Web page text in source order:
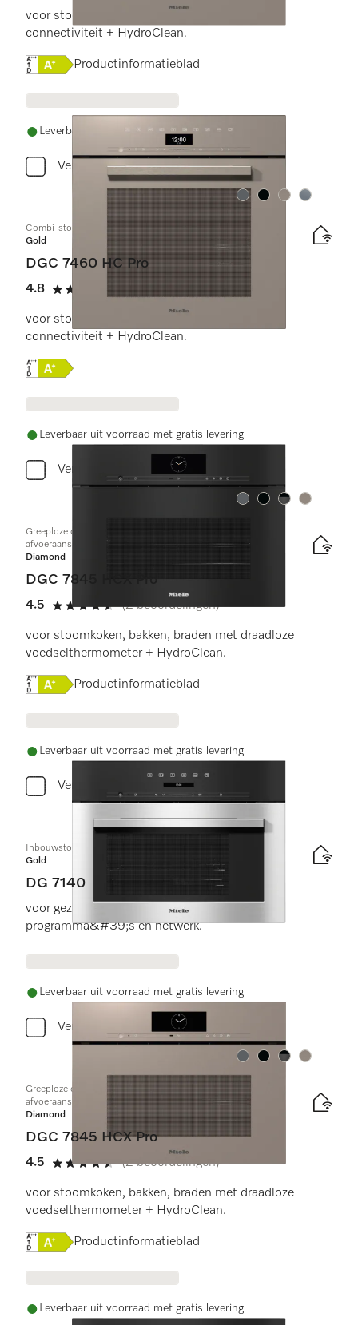
voor stoomkoken, bakken, braden met
connectiviteit + HydroClean.
Online Label Flag, Energielabel
Productinformatieblad
Leverbaar uit voorraad met gratis levering
Vergelijken
Kleur:Kleur:Kleur:Kleur:
Combi-stoomoven
Gold
DGC 7460 HC Pro
4.8
4.8 sterren op 5
(6 beoordelingen)
voor stoomkoken, bakken, braden met
connectiviteit + HydroClean.
Online Label Flag, Energielabel
Leverbaar uit voorraad met gratis levering
Vergelijken
Kleur:Kleur:Kleur:Kleur:
Greeploze compacte combi-stoomoven met toe- en
afvoeraansluiting voor water
Diamond
DGC 7845 HCX Pro
4.5
4.5 sterren op 5
(2 beoordelingen)
voor stoomkoken, bakken, braden met draadloze
voedselthermometer + HydroClean.
Online Label Flag, Energielabel
Productinformatieblad
Leverbaar uit voorraad met gratis levering
Vergelijken
Inbouwstoomoven
Gold
DG 7140
voor gezond koken met automatische
programma&#39;s en netwerk.
Leverbaar uit voorraad met gratis levering
Vergelijken
Kleur:Kleur:Kleur:Kleur:
Greeploze compacte combi-stoomoven met toe- en
afvoeraansluiting voor water
Diamond
DGC 7845 HCX Pro
4.5
4.5 sterren op 5
(2 beoordelingen)
voor stoomkoken, bakken, braden met draadloze
voedselthermometer + HydroClean.
Online Label Flag, Energielabel
Productinformatieblad
Leverbaar uit voorraad met gratis levering